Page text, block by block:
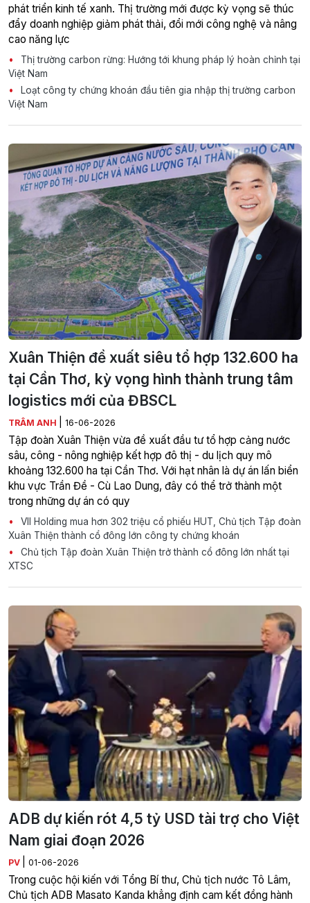
phát triển kinh tế xanh. Thị trường mới được kỳ vọng sẽ thúc
đẩy doanh nghiệp giảm phát thải, đổi mới công nghệ và nâng
cao năng lực
Thị trường carbon rừng: Hướng tới khung pháp lý hoàn chỉnh tại
Việt Nam
Loạt công ty chứng khoán đầu tiên gia nhập thị trường carbon
Việt Nam
Xuân Thiện đề xuất siêu tổ hợp 132.600 ha
tại Cần Thơ, kỳ vọng hình thành trung tâm
logistics mới của ĐBSCL
TRÂM ANH 16-06-2026
Tập đoàn Xuân Thiện vừa đề xuất đầu tư tổ hợp cảng nước
sâu, công - nông nghiệp kết hợp đô thị - du lịch quy mô
khoảng 132.600 ha tại Cần Thơ. Với hạt nhân là dự án lấn biển
khu vực Trần Đề - Cù Lao Dung, đây có thể trở thành một
trong những dự án có quy
VII Holding mua hơn 302 triệu cổ phiếu HUT, Chủ tịch Tập đoàn
Xuân Thiện thành cổ đông lớn công ty chứng khoán
Chủ tịch Tập đoàn Xuân Thiện trở thành cổ đông lớn nhất tại
XTSC
ADB dự kiến rót 4,5 tỷ USD tài trợ cho Việt
Nam giai đoạn 2026
PV 01-06-2026
Trong cuộc hội kiến với Tổng Bí thư, Chủ tịch nước Tô Lâm,
Chủ tịch ADB Masato Kanda khẳng định cam kết đồng hành